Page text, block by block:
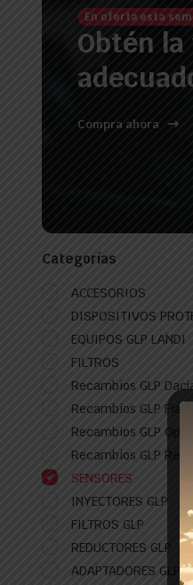
En oferta esta
Obtén
Compra ahora
Categorías
ACCESORIOS
DISPOSITIVOS
EQUIPOS GLP LANDI
FILTROS
Recambios GLP
Recambios GLP Fiat
Recambios GLP Opel
Recambios GLP
SENSORES
INYECTORES GLP
FILTROS GLP
REDUCTORES GLP
ADAPTADORES GLP